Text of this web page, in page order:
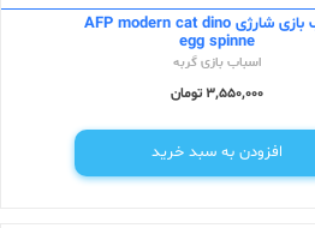
اسباب بازی شارژی AFP modern cat dino
egg spinne
اسباب بازی گربه
3,550,000 تومان
افزودن به سبد خرید